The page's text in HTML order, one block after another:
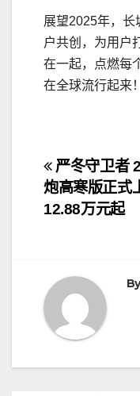
展望2025年，长
户共创，为用户
在一起，点燃每
在全球流行起来！
文
章
航
严冬守卫者
炮高寒版正式
12.88万元起